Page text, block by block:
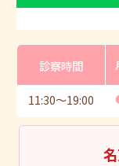
診察時間
11:30〜19:00